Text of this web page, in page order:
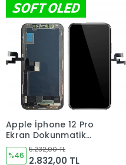
Apple İphone 12 Pro
Ekran Dokunmatik
Cam Soft OLED
%46
5.232,00 TL
2.832,00 TL